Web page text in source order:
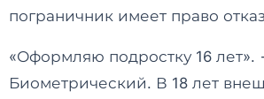
пограничник имеет право
«Оформляю подростку 16 лет».
Биометрический. В 18 лет